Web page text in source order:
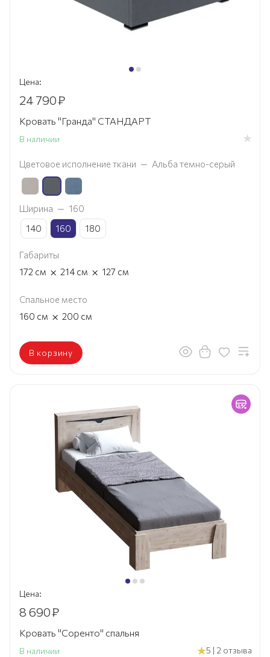
Цена:
24 790₽
Кровать "Гранда" СТАНДАРТ
В наличии
Цветовое исполнение ткани — Альба темно-серый
Ширина — 160
140
160 180
Габариты
172 см × 214 см × 127 см
Спальное место
160 см × 200 см
В корзину
Цена:
8 690₽
Кровать "Соренто" спальня
В наличии 5 | 2 отзыва